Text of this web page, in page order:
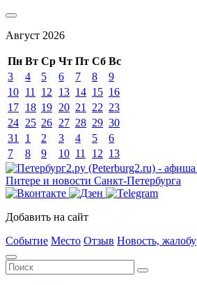
Август 2026
Пн Вт Ср Чт Пт Сб Вс
3
4 5 6 7 8
9
10 11 12 13 14 15 16
17 18 19 20 21 22 23
24 25 26 27 28 29 30
31
1 2 3 4 5
6
7
8 9 10 11 12 13
Добавить на сайт
Событие Место Отзыв Новость, жалобу